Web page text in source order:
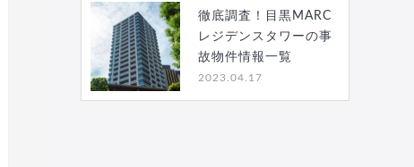
徹底調査！目黒MARC
レジデンスタワーの事
故物件情報一覧
2023.04.17